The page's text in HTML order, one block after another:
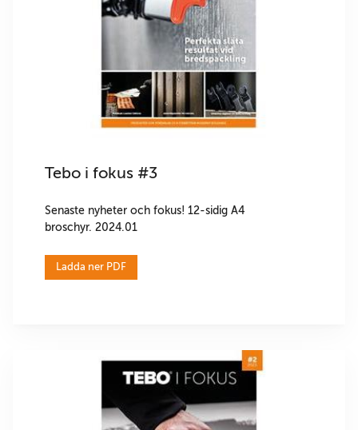
Tebo i fokus #3
Senaste nyheter och fokus! 12-sidig A4
broschyr. 2024.01
Ladda ner PDF